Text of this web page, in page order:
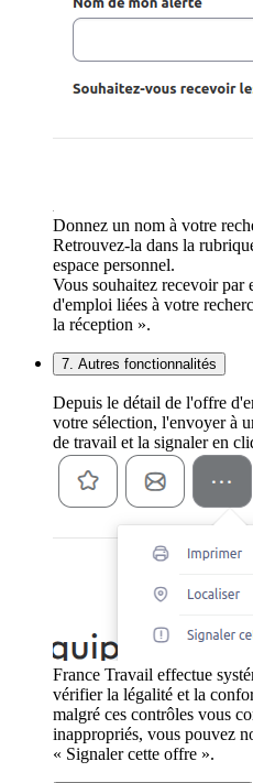
Donnez un nom à votre
Retrouvez-la dans la
espace personnel.
Vous souhaitez recevoir par
d'emploi liées à votre
la réception ».
7. Autres fonctionnalités
Depuis le détail de l'offre
votre sélection, l'envoyer à
de travail et la signaler en
France Travail effectue
vérifier la légalité et la
malgré ces contrôles vous
inappropriés, vous pouvez
« Signaler cette offre ».